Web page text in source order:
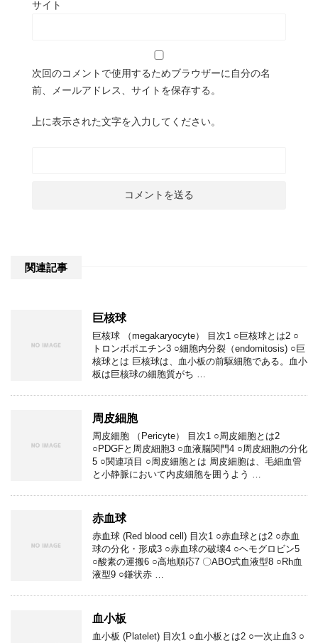
サイト
次回のコメントで使用するためブラウザーに自分の名
前、メールアドレス、サイトを保存する。
上に表示された文字を入力してください。
関連記事
巨核球
巨核球 （megakaryocyte） 目次1 ○巨核球とは2 ○
トロンボポエチン3 ○細胞内分裂（endomitosis) ○巨
核球とは 巨核球は、血小板の前駆細胞である。血小
板は巨核球の細胞質がち …
周皮細胞
周皮細胞 （Pericyte） 目次1 ○周皮細胞とは2
○PDGFと周皮細胞3 ○血液脳関門4 ○周皮細胞の分化
5 ○関連項目 ○周皮細胞とは 周皮細胞は、毛細血管
と小静脈において内皮細胞を囲うよう …
赤血球
赤血球 (Red blood cell) 目次1 ○赤血球とは2 ○赤血
球の分化・形成3 ○赤血球の破壊4 ○ヘモグロビン5
○酸素の運搬6 ○高地順応7 〇ABO式血液型8 ○Rh血
液型9 ○鎌状赤 …
血小板
血小板 (Platelet) 目次1 ○血小板とは2 ○一次止血3 ○